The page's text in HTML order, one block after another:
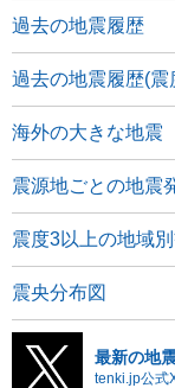
過去の地震履歴
過去の地震履歴(震
海外の大きな地震
震源地ごとの地震
震度3以上の地域
震央分布図
最新の地
tenki.jp公式